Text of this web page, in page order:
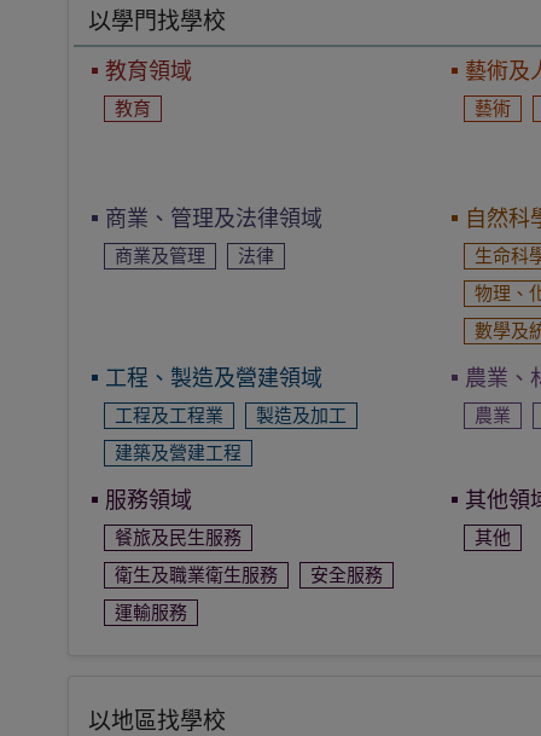
以學門找學校
教育領域
教育
藝術及
藝術
商業、管理及法律領域
商業及管理 法律
自然科
生命科
物理、
數學及
工程、製造及營建領域
工程及工程業
製造及加工
建築及營建工程
農業、
農業
服務領域
餐旅及民生服務
衛生及職業衛生服務
安全服務
運輸服務
其他領
其他
以地區找學校